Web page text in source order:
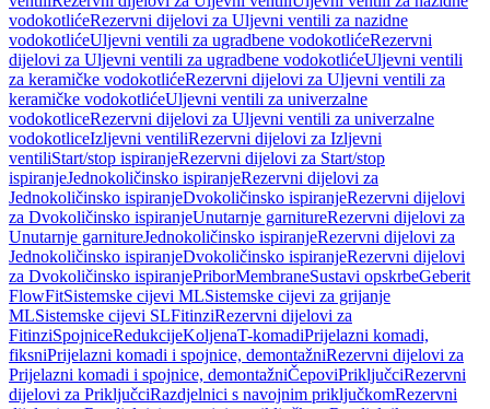
vodokotlićeRezervni dijelovi za Uljevni ventili za nazidne
vodokotlićeUljevni ventili za ugradbene vodokotlićeRezervni
dijelovi za Uljevni ventili za ugradbene vodokotlićeUljevni ventili
za keramičke vodokotlićeRezervni dijelovi za Uljevni ventili za
keramičke vodokotlićeUljevni ventili za univerzalne
vodokotliceRezervni dijelovi za Uljevni ventili za univerzalne
vodokotliceIzljevni ventiliRezervni dijelovi za Izljevni
ventiliStart/stop ispiranjeRezervni dijelovi za Start/stop
ispiranjeJednokoličinsko ispiranjeRezervni dijelovi za
Jednokoličinsko ispiranjeDvokoličinsko ispiranjeRezervni dijelovi
za Dvokoličinsko ispiranjeUnutarnje garnitureRezervni dijelovi za
Unutarnje garnitureJednokoličinsko ispiranjeRezervni dijelovi za
Jednokoličinsko ispiranjeDvokoličinsko ispiranjeRezervni dijelovi
za Dvokoličinsko ispiranjePriborMembraneSustavi opskrbeGeberit
FlowFitSistemske cijevi MLSistemske cijevi za grijanje
MLSistemske cijevi SLFitinziRezervni dijelovi za
FitinziSpojniceRedukcijeKoljenaT-komadiPrijelazni komadi,
fiksniPrijelazni komadi i spojnice, demontažniRezervni dijelovi za
Prijelazni komadi i spojnice, demontažniČepoviPriključciRezervni
dijelovi za PriključciRazdjelnici s navojnim priključkomRezervni